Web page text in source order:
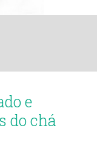
e
do chá